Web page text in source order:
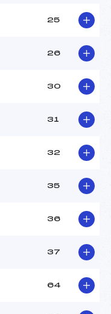
25
26
30
31
32
35
36
37
64